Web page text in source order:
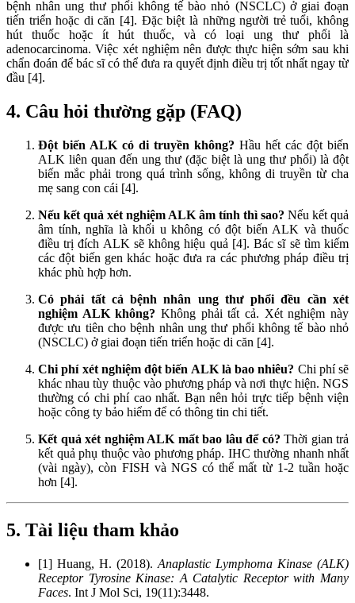
bệnh nhân ung thư phổi không tế bào nhỏ (NSCLC) ở giai đoạn
tiến triển hoặc di căn [4]. Đặc biệt là những người trẻ tuổi, không
hút thuốc hoặc ít hút thuốc, và có loại ung thư phổi là
adenocarcinoma. Việc xét nghiệm nên được thực hiện sớm sau khi
chẩn đoán để bác sĩ có thể đưa ra quyết định điều trị tốt nhất ngay từ
đầu [4].
4. Câu hỏi thường gặp (FAQ)
Đột biến ALK có di truyền không? Hầu hết các đột biến
ALK liên quan đến ung thư (đặc biệt là ung thư phổi) là đột
biến mắc phải trong quá trình sống, không di truyền từ cha
mẹ sang con cái [4].
Nếu kết quả xét nghiệm ALK âm tính thì sao? Nếu kết quả
âm tính, nghĩa là khối u không có đột biến ALK và thuốc
điều trị đích ALK sẽ không hiệu quả [4]. Bác sĩ sẽ tìm kiếm
các đột biến gen khác hoặc đưa ra các phương pháp điều trị
khác phù hợp hơn.
Có phải tất cả bệnh nhân ung thư phổi đều cần xét
nghiệm ALK không? Không phải tất cả. Xét nghiệm này
được ưu tiên cho bệnh nhân ung thư phổi không tế bào nhỏ
(NSCLC) ở giai đoạn tiến triển hoặc di căn [4].
Chi phí xét nghiệm đột biến ALK là bao nhiêu? Chi phí sẽ
khác nhau tùy thuộc vào phương pháp và nơi thực hiện. NGS
thường có chi phí cao nhất. Bạn nên hỏi trực tiếp bệnh viện
hoặc công ty bảo hiểm để có thông tin chi tiết.
Kết quả xét nghiệm ALK mất bao lâu để có? Thời gian trả
kết quả phụ thuộc vào phương pháp. IHC thường nhanh nhất
(vài ngày), còn FISH và NGS có thể mất từ 1-2 tuần hoặc
hơn [4].
5. Tài liệu tham khảo
[1] Huang, H. (2018). Anaplastic Lymphoma Kinase (ALK)
Receptor Tyrosine Kinase: A Catalytic Receptor with Many
Faces. Int J Mol Sci, 19(11):3448.